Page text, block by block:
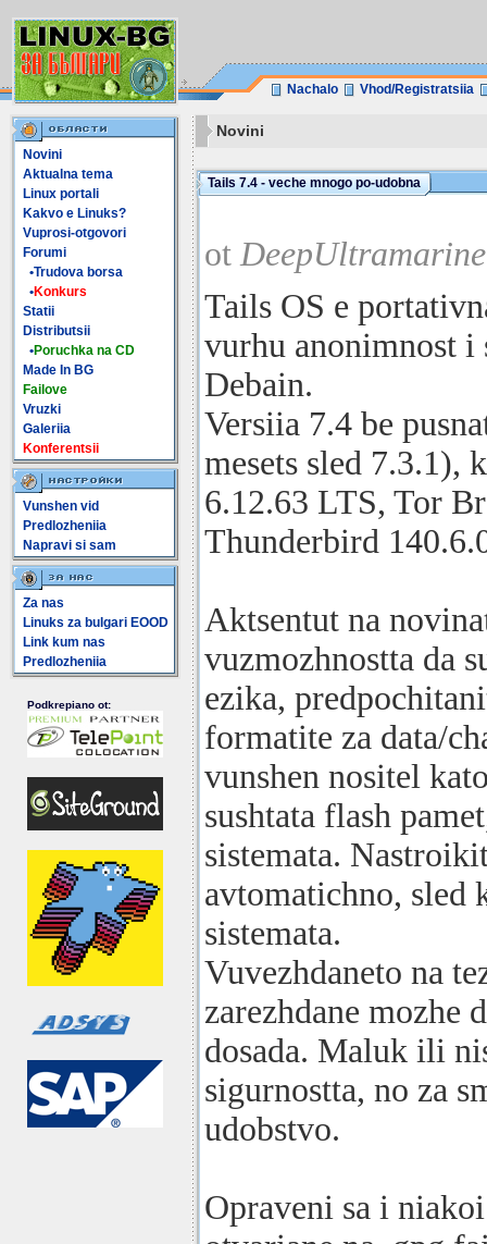
Nachalo Vhod/Registratsiia
Novini
Aktualna tema
Linux portali
Kakvo e Linuks?
Vuprosi-otgovori
Forumi
•Trudova borsa
•Konkurs
Statii
Distributsii
•Poruchka na CD
Made In BG
Failove
Vruzki
Galeriia
Konferentsii
Vunshen vid
Predlozheniia
Napravi si sam
Za nas
Linuks za bulgari EOOD
Link kum nas
Predlozheniia
Podkrepiano ot:
Novini
Tails 7.4 - veche mnogo po-udobna
ot
Tails OS e
vurhu anonimnost i
Debain.
Versiia 7.4 be
mesets sled 7.3.1),
6.12.63 LTS, Tor
Thunderbird
Aktsentut na
vuzmozhnostta da
ezika,
formatite za data/
vunshen nositel
sushtata flash
sistemata.
avtomatichno, sled
sistemata.
Vuvezhdaneto na
zarezhdane mozhe
dosada. Maluk ili
sigurnostta, no za
udobstvo.
Opraveni sa i